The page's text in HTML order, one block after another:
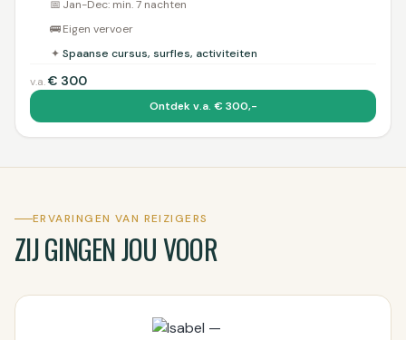
📅 Jan-Dec: min. 7 nachten
🚌Eigen vervoer
✦ Spaanse cursus, surfles, activiteiten
v.a.€ 300
Ontdek v.a. € 300,-
ERVARINGEN VAN REIZIGERS
ZIJ GINGEN JOU VOOR